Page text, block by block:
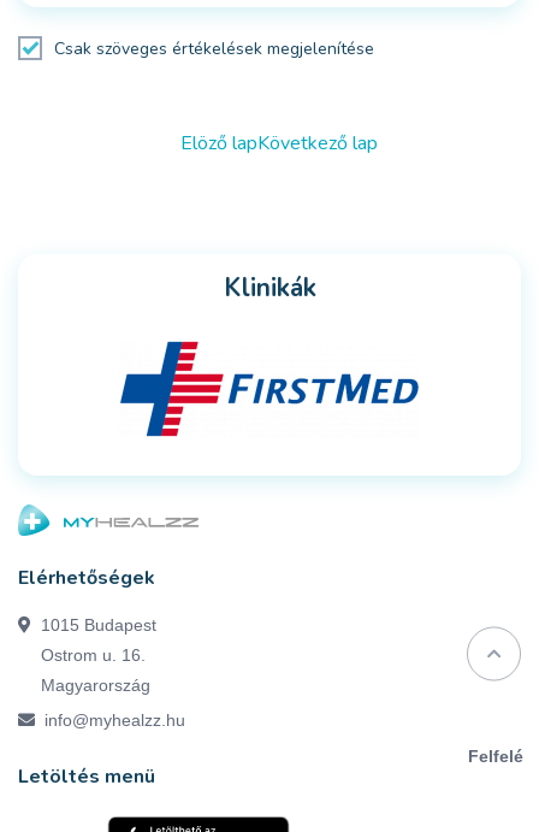
Csak szöveges értékelések megjelenítése
Elöző lapKövetkező lap
Klinikák
Elérhetőségek
1015 Budapest
Ostrom u. 16.
Magyarország
info@myhealzz.hu
Letöltés menü
Felfelé